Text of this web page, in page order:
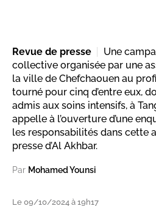
Revue de presse
Une
collective organisée par une
la ville de Chefchaouen au
tourné pour cinq d’entre eux,
admis aux soins intensifs, à
appelle à l’ouverture d’une
les responsabilités dans cette
presse d’Al Akhbar.
Par Mohamed Younsi
Le 09/10/2024 à 19h17